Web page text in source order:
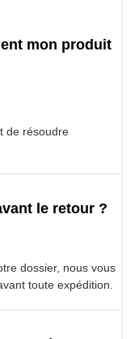
mon produit
de résoudre
le retour ?
dossier, nous vous
toute expédition.